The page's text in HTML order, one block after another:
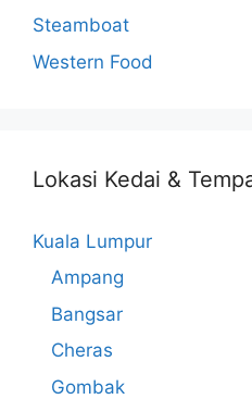
Steamboat
Western Food
Lokasi Kedai &
Kuala Lumpur
Ampang
Bangsar
Cheras
Gombak